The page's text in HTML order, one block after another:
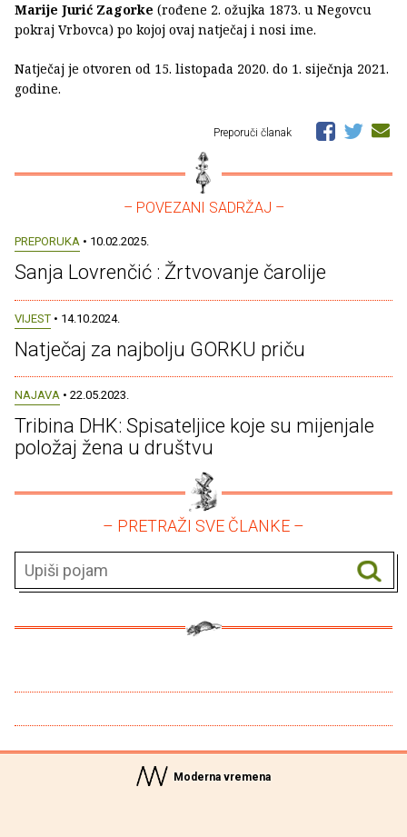
Marije Jurić Zagorke (rođene 2. ožujka 1873. u Negovcu
pokraj Vrbovca) po kojoj ovaj natječaj i nosi ime.
Natječaj je otvoren od 15. listopada 2020. do 1. siječnja 2021.
godine.
Preporuči članak
– POVEZANI SADRŽAJ –
PREPORUKA • 10.02.2025.
Sanja Lovrenčić : Žrtvovanje čarolije
VIJEST • 14.10.2024.
Natječaj za najbolju GORKU priču
NAJAVA • 22.05.2023.
Tribina DHK: Spisateljice koje su mijenjale
položaj žena u društvu
– PRETRAŽI SVE ČLANKE –
Moderna vremena